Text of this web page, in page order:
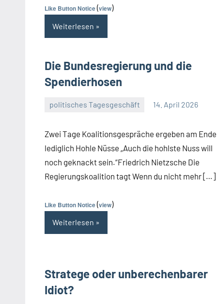
Like Button Notice(view)
Weiterlesen
Die Bundesregierung und die
Spendierhosen
politisches Tagesgeschäft 14. April 2026
Guetti
Keine
Zwei Tage Koalitionsgespräche ergeben am Ende
lediglich Hohle Nüsse „Auch die hohlste Nuss will
noch geknackt sein.“Friedrich Nietzsche Die
Regierungskoalition tagt Wenn du nicht mehr […]
Like Button Notice(view)
Weiterlesen
Stratege oder unberechenbarer
Idiot?